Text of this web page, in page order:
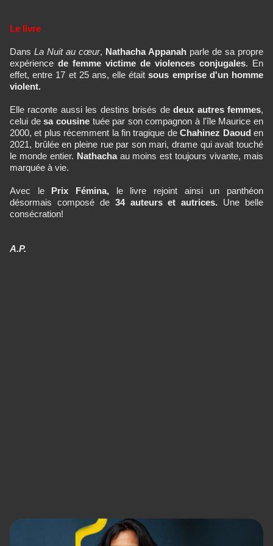
Le livre
Dans La Nuit au cœur, Nathacha Appanah parle de sa propre
expérience de femme victime de violences conjugales. En
effet, entre 17 et 25 ans, elle étaitsous emprise d'un homme
violent.
Elle raconte aussi les destins brisés dedeux autres femmes,
celui desa cousinetuée par son compagnon à l'île Maurice en
2000, et plus récemment la fin tragique deChahinez Daoud en
2021, brûlée en pleine rue par son mari, drame qui avait touché
le monde entier. Nathachaau moins est toujours vivante, mais
marquée à vie.
Avec lePrix Fémina, le livre rejoint ainsi un panthéon
désormais composé de 34 auteurs et autrices. Une belle
consécration!
A.P.